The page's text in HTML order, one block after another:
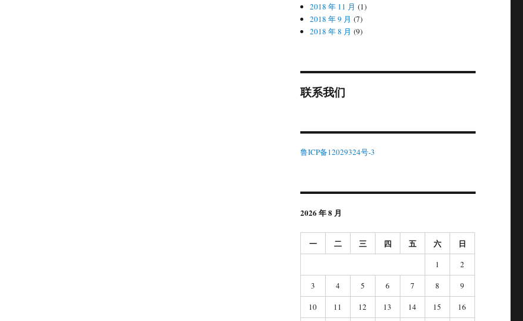
2018 年 11 月 (1)
2018 年 9 月 (7)
2018 年 8 月 (9)
联系我们
鲁ICP备12029324号-3
2026 年 8 月
一 二 三 四 五 六 日
1
2
3
4 5 6 7 8
9
10
11 12 13 14 15 16